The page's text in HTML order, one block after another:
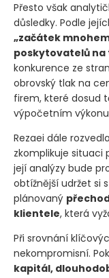
Přesto však
důsledky. Podle
„začátek
poskytovatelů
konkurence ze
obrovský tlak na
firem, které dosud
výpočetním
Rezaei dále
zkomplikuje situaci
její analýzy bude
obtížnější udržet si
plánovaný
klientele, která
Při srovnání
nekompromisní.
kapitál,